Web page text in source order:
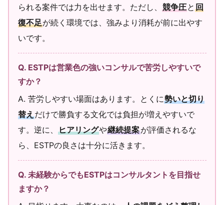
られる案件では力を出せます。ただし、 競争圧と回
復不足が続く環境では、強みより消耗が前に出やす
いです。
Q. ESTPは営業色の強いコンサルで苦労しやすいで
すか？
A. 苦労しやすい場面はあります。とくに勢いと切り
替えだけで勝負する文化では負担が増えやすいで
す。逆に、 ヒアリングや継続提案が評価されるな
ら、ESTPの良さは十分に活きます。
Q. 未経験からでもESTPはコンサルタントを目指せ
ますか？